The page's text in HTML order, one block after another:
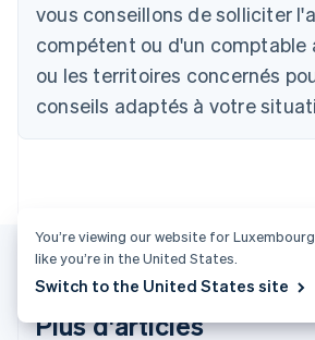
vous conseillons de solliciter
compétent ou d'un comptable
ou les territoires concernés
conseils adaptés à votre
Plus d'articles
Bulgarie
English
Canada
English Français
Chine continentale
Danemark
English
Émirats arabes unis
You’re viewing our website for
like you’re in the United States.
Switch to the United States site